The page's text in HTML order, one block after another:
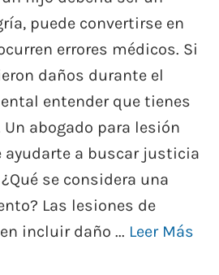
puede convertirse en
errores médicos. Si
daños durante el
entender que tienes
Un abogado para lesión
ayudarte a buscar justicia
se considera una
Las lesiones de
incluir daño ... Leer Más